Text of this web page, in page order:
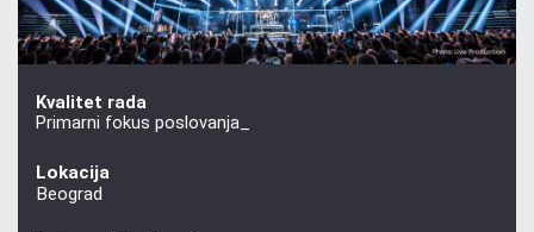
Kvalitet rada
Primarni fokus poslovanja_
Lokacija
Beograd